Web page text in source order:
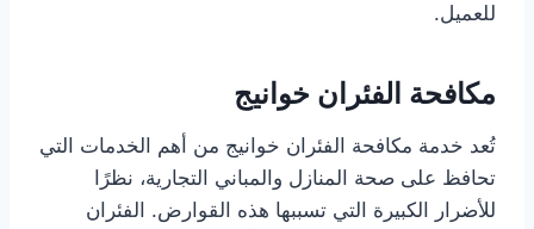
للعميل.
مكافحة الفئران خوانيج
تُعد خدمة مكافحة الفئران خوانيج من أهم الخدمات التي
تحافظ على صحة المنازل والمباني التجارية، نظرًا
للأضرار الكبيرة التي تسببها هذه القوارض. الفئران